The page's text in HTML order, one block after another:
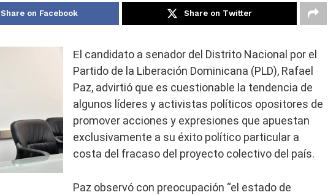
Share on Facebook Share on Twitter
E l candidato a senador del Distrito Nacional por el
Partido de la Liberación Dominicana (PLD), Rafael
Paz, advirtió que es cuestionable la tendencia de
algunos líderes y activistas políticos opositores de
promover acciones y expresiones que apuestan
exclusivamente a su éxito político particular a
costa del fracaso del proyecto colectivo del país.
Paz observó con preocupación “el estado de